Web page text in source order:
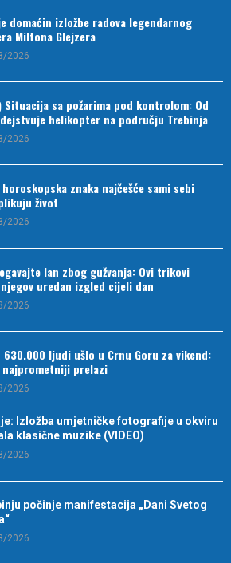
domaćin izložbe radova legendarnog
Miltona Glejzera
2026
Situacija sa požarima pod kontrolom: Od
helikopter na području Trebinja
2026
znaka najčešće sami sebi
život
2026
lan zbog gužvanja: Ovi trikovi
uredan izgled cijeli dan
2026
630.000 ljudi ušlo u Crnu Goru za vikend:
najprometniji prelazi
2026
Izložba umjetničke fotografije u okviru
klasične muzike (VIDEO)
2026
počinje manifestacija „Dani Svetog
2026